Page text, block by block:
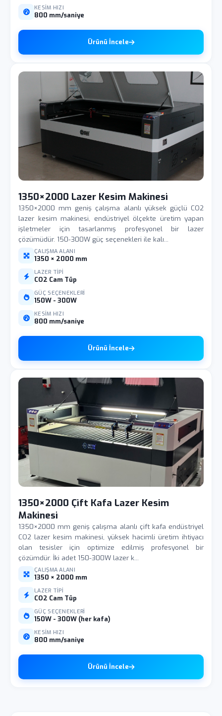
KESIM HIZI
800 mm/saniye
Ürünü İncele
1350×2000 Lazer Kesim Makinesi
1350×2000 mm geniş çalışma alanlı yüksek güçlü CO2
lazer kesim makinesi, endüstriyel ölçekte üretim yapan
işletmeler için tasarlanmış profesyonel bir lazer
çözümüdür. 150-300W güç seçenekleri ile kalı...
ÇALIŞMA ALANI
1350 × 2000 mm
LAZER TIPI
CO2 Cam Tüp
GÜÇ SEÇENEKLERI
150W - 300W
KESIM HIZI
800 mm/saniye
Ürünü İncele
1350×2000 Çift Kafa Lazer Kesim
Makinesi
1350×2000 mm geniş çalışma alanlı çift kafa endüstriyel
CO2 lazer kesim makinesi, yüksek hacimli üretim ihtiyacı
olan tesisler için optimize edilmiş profesyonel bir
çözümdür. İki adet 150-300W lazer k...
ÇALIŞMA ALANI
1350 × 2000 mm
LAZER TIPI
CO2 Cam Tüp
GÜÇ SEÇENEKLERI
150W - 300W (her kafa)
KESIM HIZI
800 mm/saniye
Ürünü İncele